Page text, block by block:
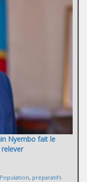
Nyembo fait le
Population, préparatifs